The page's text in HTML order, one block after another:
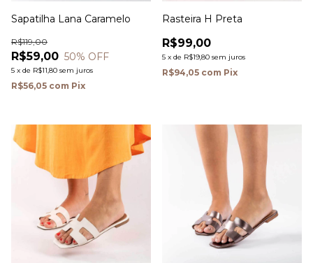
Sapatilha Lana Caramelo
R$59,00
R$119,00
50% OFF
5 x de R$11,80 sem juros
R$56,05 com Pix
Rasteira H Preta
R$99,00
5 x de R$19,80 sem juros
R$94,05 com Pix